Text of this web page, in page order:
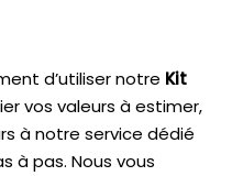
d’utiliser notre Kit
vos valeurs à estimer,
à notre service dédié
à pas. Nous vous